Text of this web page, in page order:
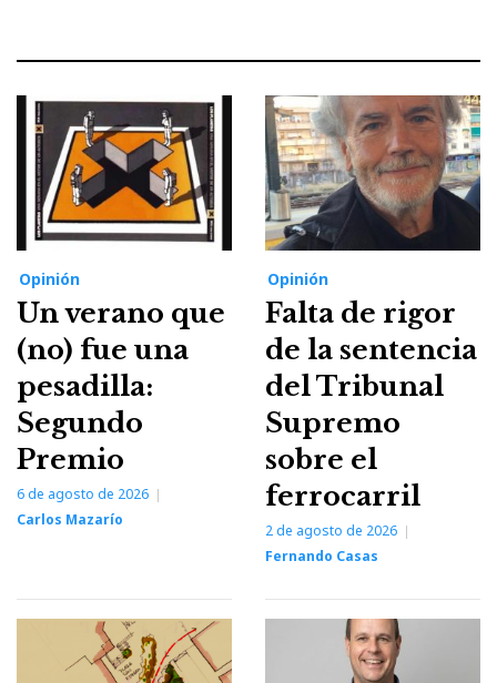
Opinión
Un verano que
(no) fue una
pesadilla:
Segundo
Premio
6 de agosto de 2026
Carlos Mazarío
Opinión
Falta de rigor
de la sentencia
del Tribunal
Supremo
sobre el
ferrocarril
2 de agosto de 2026
Fernando Casas